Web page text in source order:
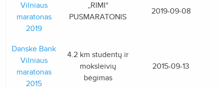
Vilniaus
maratonas
2019
„RIMI“
PUSMARATONIS
2019-09-08
Danske Bank
Vilniaus
maratonas
2015
4.2 km studentų ir
moksleivių
bėgimas
2015-09-13